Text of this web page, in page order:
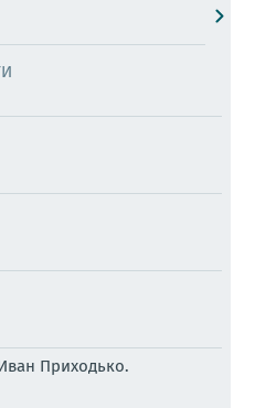
Приходько.